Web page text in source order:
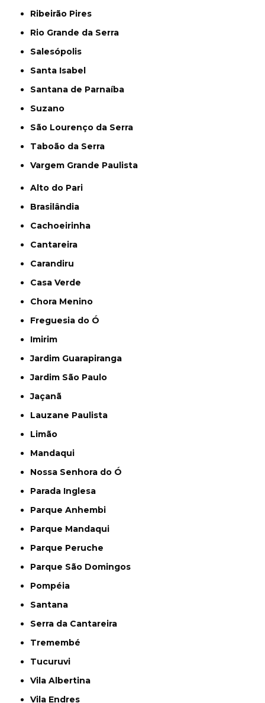
Ribeirão Pires
Rio Grande da Serra
Salesópolis
Santa Isabel
Santana de Parnaíba
Suzano
São Lourenço da Serra
Taboão da Serra
Vargem Grande Paulista
Alto do Pari
Brasilândia
Cachoeirinha
Cantareira
Carandiru
Casa Verde
Chora Menino
Freguesia do Ó
Imirim
Jardim Guarapiranga
Jardim São Paulo
Jaçanã
Lauzane Paulista
Limão
Mandaqui
Nossa Senhora do Ó
Parada Inglesa
Parque Anhembi
Parque Mandaqui
Parque Peruche
Parque São Domingos
Pompéia
Santana
Serra da Cantareira
Tremembé
Tucuruvi
Vila Albertina
Vila Endres